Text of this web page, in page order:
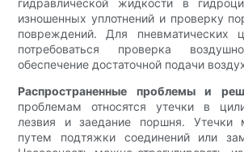
гидравлической жидкости в
изношенных уплотнений и проверку
повреждений. Для пневматических
потребоваться проверка
обеспечение достаточной подачи
Распространенные проблемы и
проблемам относятся утечки в
лезвия и заедание поршня. Утечки
путем подтяжки соединений или